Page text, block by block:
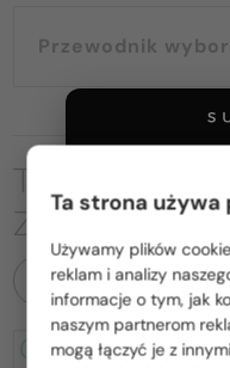
Przewodnik
TO MOŻE CIĘ
WSZYSTKIE PRODUKTY
2-4 DNI
Proszę wybierz z
Polska / PL
România
Ta strona
Używamy plików
reklam i analizy
informacje o tym, jak
naszym partnerom
mogą łączyć je z